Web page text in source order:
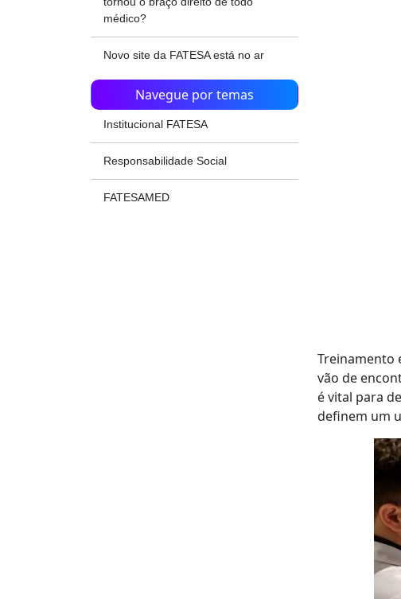
médico?
Novo site da FATESA está no ar
Navegue por temas
Institucional FATESA
Responsabilidade Social
FATESAMED
Treinamento
vão de
é vital para
definem um